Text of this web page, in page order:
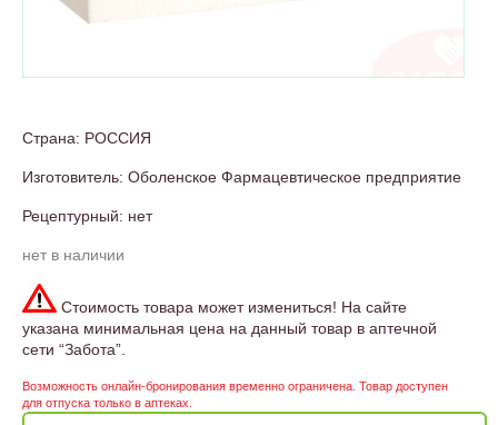
Страна: РОССИЯ
Изготовитель: Оболенское Фармацевтическое предприятие
Рецептурный: нет
нет в наличии
Стоимость товара может измениться! На сайте
указана минимальная цена на данный товар в аптечной
сети “Забота”.
Возможность онлайн-бронирования временно ограничена. Товар доступен
для отпуска только в аптеках.